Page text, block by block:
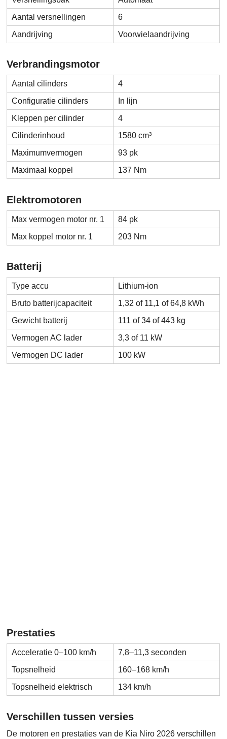
Aantal versnellingen
6
Aandrijving
Voorwielaandrijving
Verbrandingsmotor
Aantal cilinders
4
Configuratie cilinders
In lijn
Kleppen per cilinder
4
Cilinderinhoud
1580 cm³
Maximumvermogen
93 pk
Maximaal koppel
137 Nm
Elektromotoren
Max vermogen motor nr. 1
84 pk
Max koppel motor nr. 1
203 Nm
Batterij
Type accu
Lithium-ion
Bruto batterijcapaciteit
1,32 of 11,1 of 64,8 kWh
Gewicht batterij
111 of 34 of 443 kg
Vermogen AC lader
3,3 of 11 kW
Vermogen DC lader
100 kW
Prestaties
Acceleratie 0–100 km/h
7,8–11,3 seconden
Topsnelheid
160–168 km/h
Topsnelheid elektrisch
134 km/h
Verschillen tussen versies
De motoren en prestaties van de Kia Niro 2026 verschillen